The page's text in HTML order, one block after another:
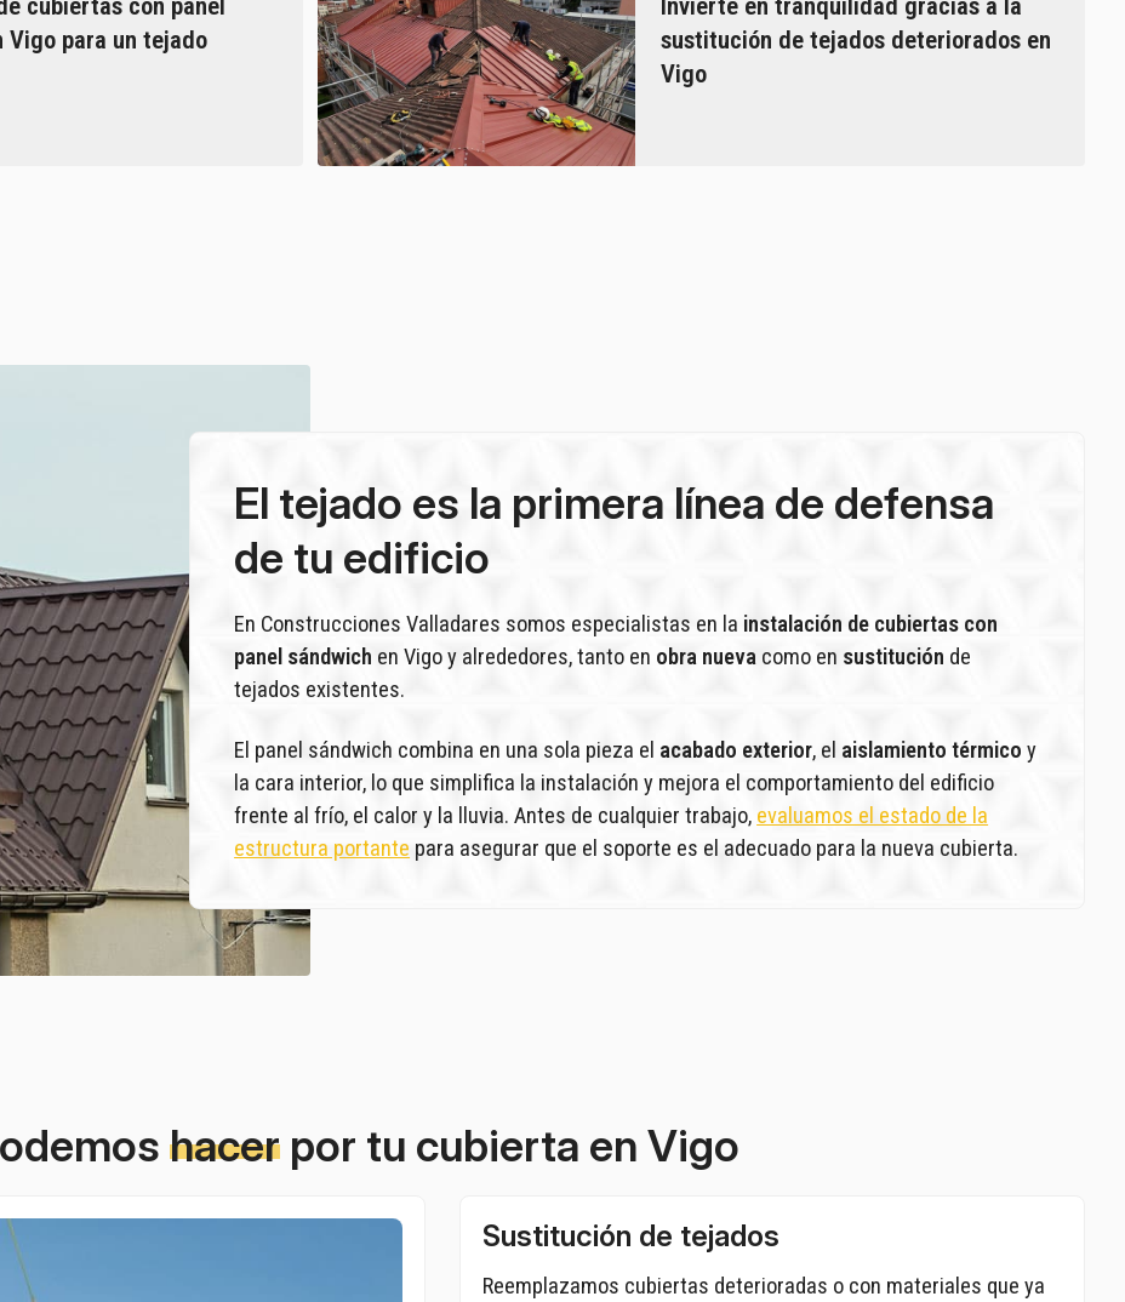
Vigo para un tejado
sustitución de tejados deteriorados en
Vigo
El tejado es la primera línea de defensa
de tu edificio
En Construcciones Valladares somos especialistas en la instalación de cubiertas con
panel sándwich en Vigo y alrededores, tanto en obra nueva como en sustitución de
tejados existentes.
El panel sándwich combina en una sola pieza el acabado exterior, el aislamiento térmico y
la cara interior, lo que simplifica la instalación y mejora el comportamiento del edificio
frente al frío, el calor y la lluvia. Antes de cualquier trabajo, evaluamos el estado de la
estructura portante para asegurar que el soporte es el adecuado para la nueva cubierta.
hacerpor tu cubierta en Vigo
Sustitución de tejados
Reemplazamos cubiertas deterioradas o con materiales que ya